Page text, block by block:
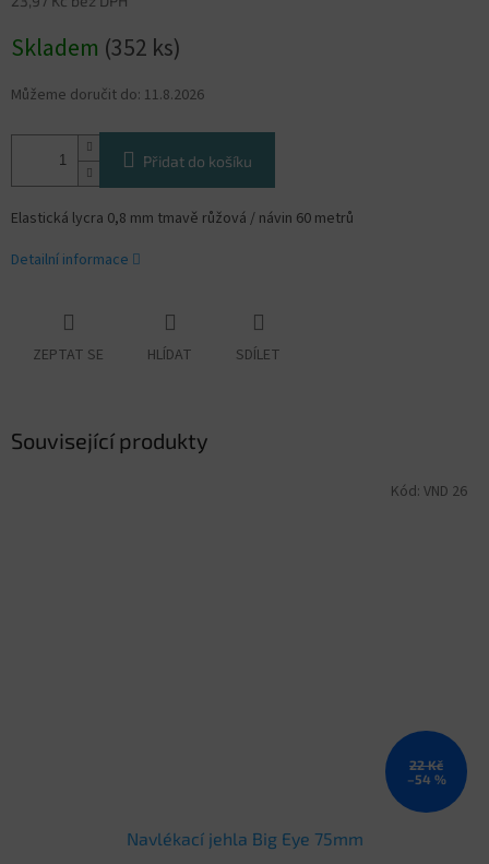
cena:
Skladem (352 ks)
Můžeme doručit do: 11.8.2026
Přidat do košíku
Elastická lycra 0,8 mm tmavě růžová / návin 60 metrů
Detailní informace
ZEPTAT SE HLÍDAT SDÍLET
Související produkty
22 Kč
–54 %
Navlékací jehla Big Eye 75mm
Kód: VND 26